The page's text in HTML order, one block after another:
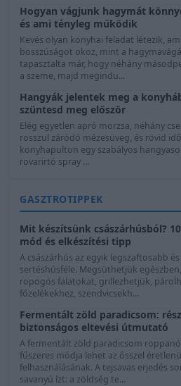
Hogyan vágjunk hagymát
és ami tényleg működik
Kevés olyan konyhai feladat létezik,
bosszúságot okoz, mint a
tapasztalta már, hogy néhány
a szeme, majd megindu...
Hangyák jelentek meg a
szüntesd meg először
Elég egyetlen apró morzsa, néhány
rosszul záródó mézesüveg, és rövid
konyhapulton egy szabályos
rovarirtó spray ...
GASZTROTIPPEK
Mit készítsünk császárhúsból?
mód és elkészítési tipp
A császárhús az egyik legszaftosabb
sertéshúsféle. Megsüthetjük
ropogós falatokat, grillezhetjük,
főzelékekhez, szendvicsekh...
Fermentált zöld paradicsom:
biztonságos eltevési útmutató
A fermentált zöld paradicsom
fűszeres módja lehet az ősszel
felhasználásának. A tejsavas erjedés
savanyú ízt: a zöldség te...